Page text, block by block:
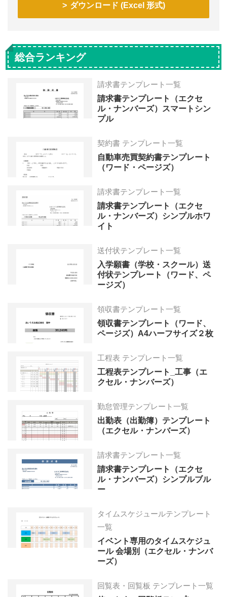
ダウンロード (Excel 形式)
総合ランキング
請求書テンプレート一覧
請求書テンプレート（エクセ
ル・ナンバーズ）スマートシン
プル
契約書 テンプレート一覧
自動車売買契約書テンプレート
（ワード・ページズ）
請求書テンプレート一覧
請求書テンプレート（エクセ
ル・ナンバーズ）シンプルホワ
イト
送付状テンプレート一覧
入学願書（学校・スクール）送
付状テンプレート（ワード、ペ
ージズ）
領収書テンプレート一覧
領収書テンプレート（ワード、
ページズ）A4ハーフサイズ２枚
工程表 テンプレート一覧
工程表テンプレート_工事（エ
クセル・ナンバーズ）
勤怠管理テンプレート一覧
出勤表（出勤簿）テンプレート
（エクセル・ナンバーズ）
請求書テンプレート一覧
請求書テンプレート（エクセ
ル・ナンバーズ）シンプルブル
ー
タイムスケジュールテンプレート
一覧
イベント専用のタイムスケジュ
ール 会場別（エクセル・ナンバ
ーズ）
回覧表・回覧板 テンプレート一覧